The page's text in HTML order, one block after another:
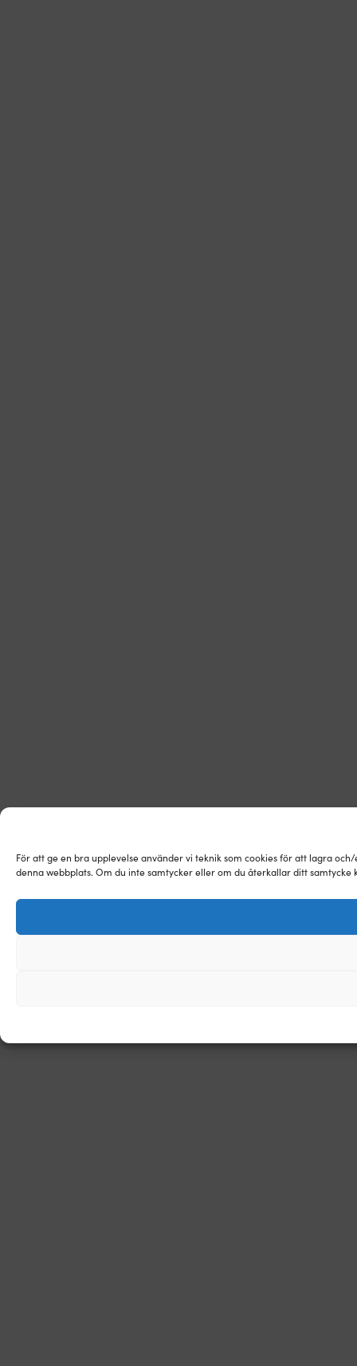
För att ge en bra upplevelse använder vi teknik som cookies för att lagra
denna webbplats. Om du inte samtycker eller om du återkallar ditt